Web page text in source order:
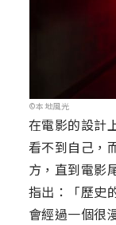
©本地風光
在電影的設計
看不到自己，
方，直到電影
指出：「歷史
會經過一個很